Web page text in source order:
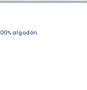
algodón.